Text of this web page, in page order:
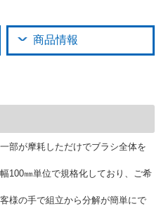
商品情報
部が摩耗しただけでブラシ全体を
100㎜単位で規格化しており、ご希
様の手で組立から分解が簡単にで